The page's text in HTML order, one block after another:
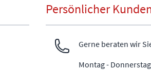
Persönlicher
Gerne beraten wir
Montag -